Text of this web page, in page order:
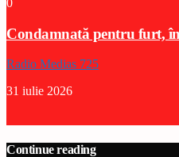
0
Condamnată pentru furt,
Radio Medias 725
31 iulie 2026
Continue reading